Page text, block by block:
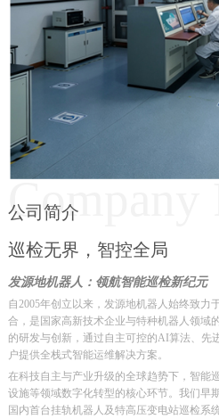
公司简介
Company
巡检无界，智控全局
发源地机器人：领航智能巡检新纪元
自2005年创立以来，发源地机器人始终致力
合，是国家高新技术企业与特种机器人领域
的研发与创新，通过自主可控的AI算法、先
户提供全栈式智能运维解决方案。
在科技自主与产业升级的全球趋势下，智能
设施等领域数字化转型的核心环节。我们早
国内首台挂轨机器人及特高压变电站巡检系